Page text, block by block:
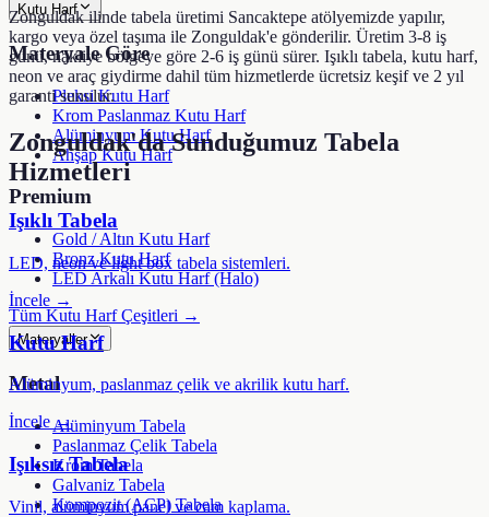
Kutu Harf
Materyale Göre
Pleksi Kutu Harf
Krom Paslanmaz Kutu Harf
Alüminyum Kutu Harf
Ahşap Kutu Harf
Premium
Gold / Altın Kutu Harf
Bronz Kutu Harf
LED Arkalı Kutu Harf (Halo)
Tüm Kutu Harf Çeşitleri →
Materyaller
Metal
Alüminyum Tabela
Paslanmaz Çelik Tabela
Krom Tabela
Galvaniz Tabela
Kompozit (ACP) Tabela
Zonguldak ilinde tabela üretimi Sancaktepe atölyemizde yapılır,
kargo veya özel taşıma ile Zonguldak'e gönderilir. Üretim 3-8 iş
günü, nakliye bölgeye göre 2-6 iş günü sürer. Işıklı tabela, kutu harf,
neon ve araç giydirme dahil tüm hizmetlerde ücretsiz keşif ve 2 yıl
garanti sunulur.
Zonguldak'da Sunduğumuz Tabela
Hizmetleri
Işıklı Tabela
LED, neon ve light box tabela sistemleri.
İncele →
Kutu Harf
Alüminyum, paslanmaz çelik ve akrilik kutu harf.
İncele →
Işıksız Tabela
Vinil, alüminyum panel ve cam kaplama.